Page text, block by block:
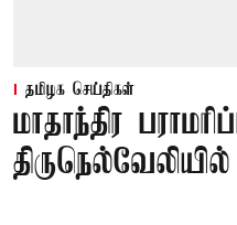
தமிழக செய்திகள்
மாதாந்திர